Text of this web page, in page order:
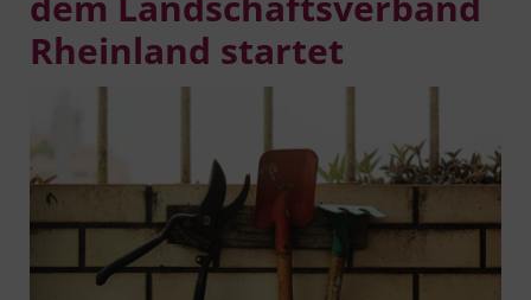
Rheinland startet